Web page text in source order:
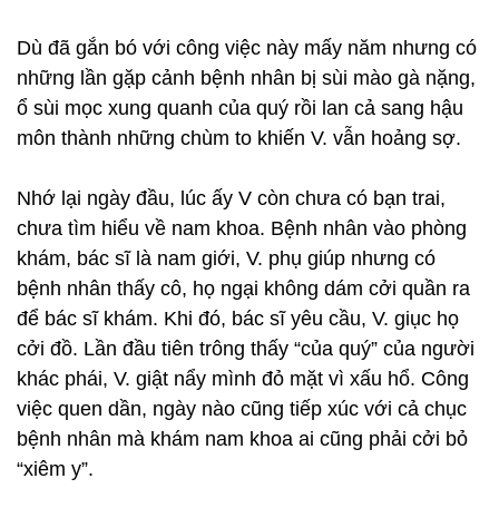
Dù đã gắn bó với công việc này mấy năm nhưng có
những lần gặp cảnh bệnh nhân bị sùi mào gà nặng,
ổ sùi mọc xung quanh của quý rồi lan cả sang hậu
môn thành những chùm to khiến V. vẫn hoảng sợ.
Nhớ lại ngày đầu, lúc ấy V còn chưa có bạn trai,
chưa tìm hiểu về nam khoa. Bệnh nhân vào phòng
khám, bác sĩ là nam giới, V. phụ giúp nhưng có
bệnh nhân thấy cô, họ ngại không dám cởi quần ra
để bác sĩ khám. Khi đó, bác sĩ yêu cầu, V. giục họ
cởi đồ. Lần đầu tiên trông thấy “của quý” của người
khác phái, V. giật nẩy mình đỏ mặt vì xấu hổ. Công
việc quen dần, ngày nào cũng tiếp xúc với cả chục
bệnh nhân mà khám nam khoa ai cũng phải cởi bỏ
“xiêm y”.